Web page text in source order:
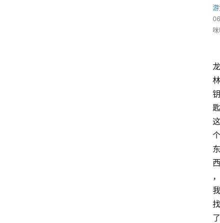
龙
林
钥
匙
这
个
东
西
，
我
找
了